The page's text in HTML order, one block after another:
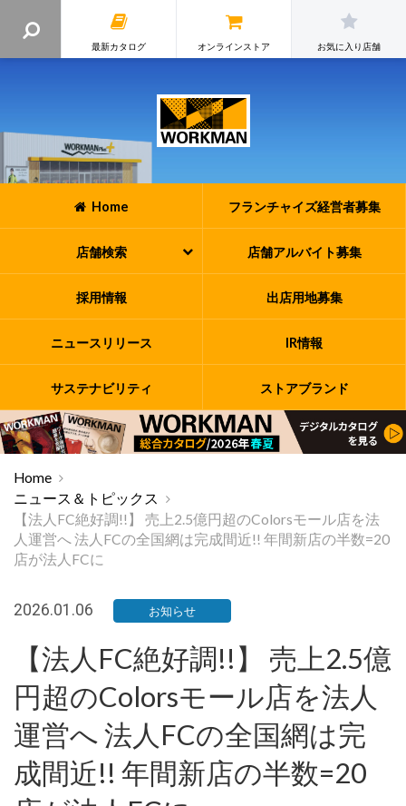
最新カタログ オンラインストア お気に入り店舗
Home フランチャイズ経営者募集
店舗検索 店舗アルバイト募集
採用情報 出店用地募集
ニュースリリース IR情報
サステナビリティ ストアブランド
Home
ニュース＆トピックス
【法人FC絶好調!!】 売上2.5億円超のColorsモール店を法
人運営へ 法人FCの全国網は完成間近!! 年間新店の半数=20
店が法人FCに
2026.01.06 お知らせ
【法人FC絶好調!!】 売上2.5億
円超のColorsモール店を法人
運営へ 法人FCの全国網は完
成間近!! 年間新店の半数=20